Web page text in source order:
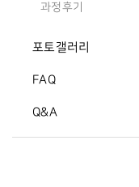
과정후기
포토갤러리
FAQ
Q&A